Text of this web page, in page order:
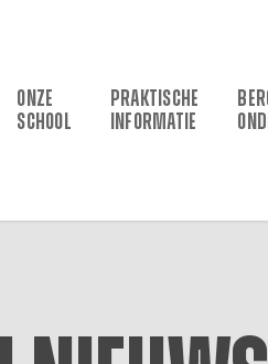
ONZE
SCHOOL
PRAKTISCHE
INFORMATIE